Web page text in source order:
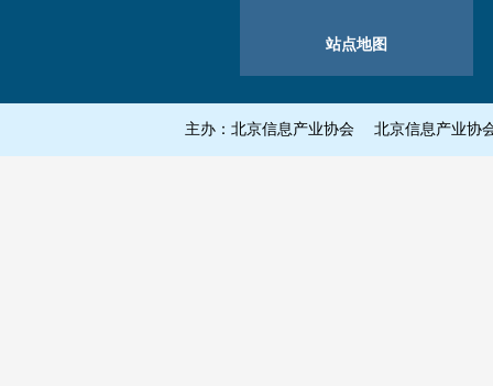
站点地图
主办：北京信息产业协会 北京信息产业